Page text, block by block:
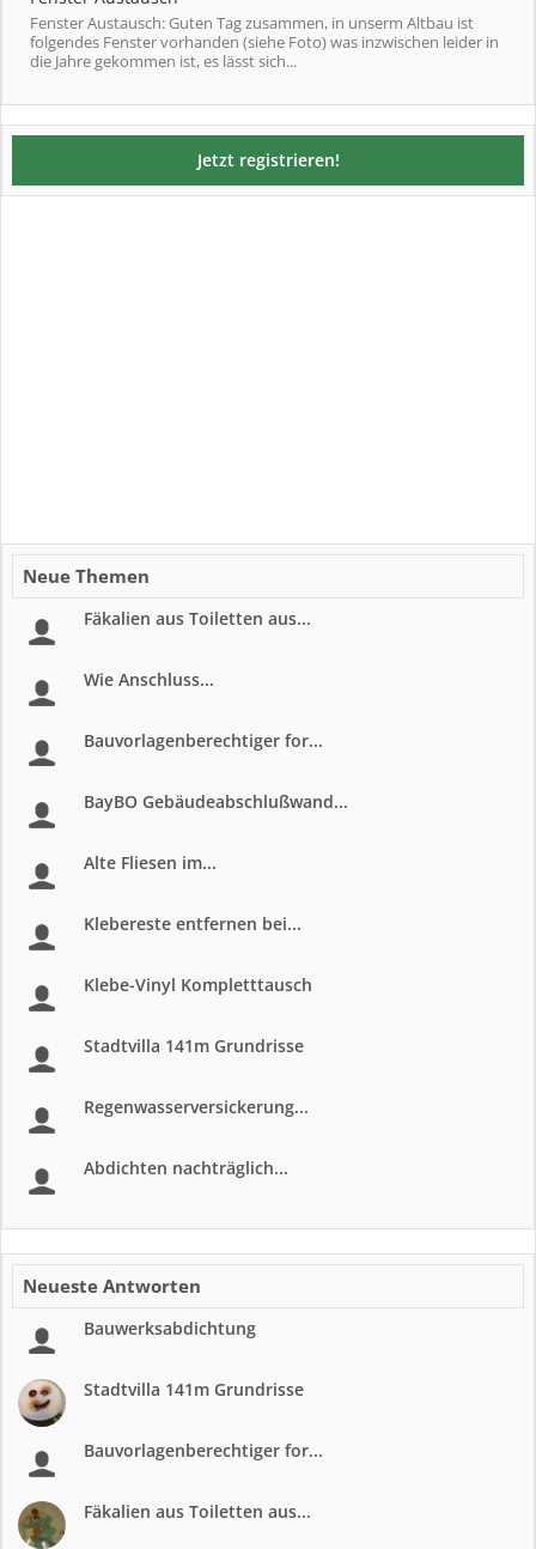
Fenster Austausch: Guten Tag zusammen, in unserm Altbau ist
folgendes Fenster vorhanden (siehe Foto) was inzwischen leider in
die Jahre gekommen ist, es lässt sich...
Jetzt registrieren!
Neue Themen
Fäkalien aus Toiletten aus...
Wie Anschluss...
Bauvorlagenberechtiger for...
BayBO Gebäudeabschlußwand...
Alte Fliesen im...
Klebereste entfernen bei...
Klebe-Vinyl Kompletttausch
Stadtvilla 141m Grundrisse
Regenwasserversickerung...
Abdichten nachträglich...
Neueste Antworten
Bauwerksabdichtung
Stadtvilla 141m Grundrisse
Bauvorlagenberechtiger for...
Fäkalien aus Toiletten aus...